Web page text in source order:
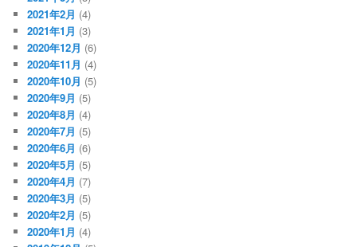
2021年2月 (4)
2021年1月 (3)
2020年12月 (6)
2020年11月 (4)
2020年10月 (5)
2020年9月 (5)
2020年8月 (4)
2020年7月 (5)
2020年6月 (6)
2020年5月 (5)
2020年4月 (7)
2020年3月 (5)
2020年2月 (5)
2020年1月 (4)